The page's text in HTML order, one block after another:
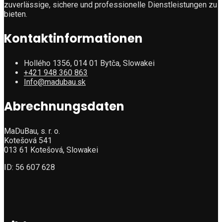
zuverlässige, sichere und professionelle Dienstleistungen zu
bieten.
Kontaktinformationen
Hollého 1356, 014 01 Bytča, Slowakei
+421 948 360 863
Info@madubau.sk
Abrechnungsdaten
MaDuBau, s. r. o.
Kotešová 541
013 61 Kotešová, Slowakei
ID: 56 607 628